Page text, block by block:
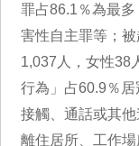
罪占86.1％為最
害性自主罪等；
1,037人，女性38
行為」占60.9％居
接觸、通話或其
離住居所、工作